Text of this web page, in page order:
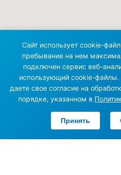
Сайт использует cookie-
пребывание на нем
подключен сервис веб-
использующий cookie-файлы.
даете свое согласие на
порядке, указанном в
Принять